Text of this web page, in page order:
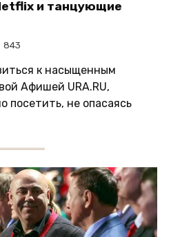
и танцующие
843
к насыщенным
Афишей URA.RU,
посетить, не опасаясь